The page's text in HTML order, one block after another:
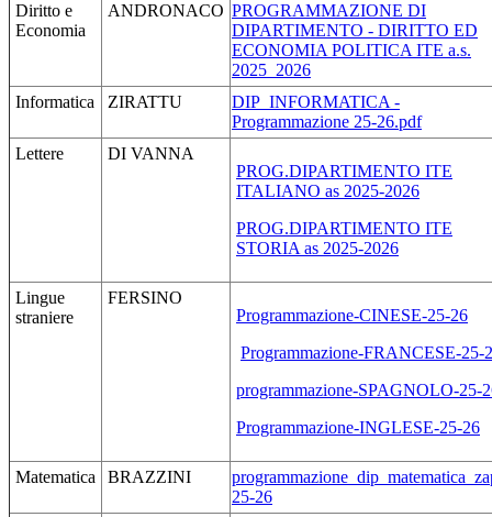
Diritto e
Economia
ANDRONACO PROGRAMMAZIONE DI
DIPARTIMENTO - DIRITTO ED
ECONOMIA POLITICA ITE a.s.
2025_2026
Informatica
ZIRATTU
DIP_INFORMATICA -
Programmazione 25-26.pdf
Lettere
DI VANNA
PROG.DIPARTIMENTO ITE
ITALIANO as 2025-2026
PROG.DIPARTIMENTO ITE
STORIA as 2025-2026
Lingue
straniere
FERSINO
Programmazione-CINESE-25-26
Programmazione-FRANCESE-25-
programmazione-SPAGNOLO-25-
Programmazione-INGLESE-25-26
Matematica BRAZZINI
25-26